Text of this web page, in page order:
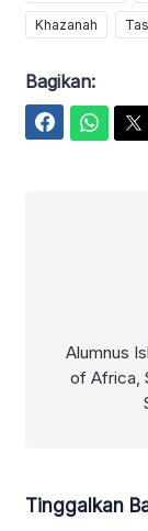
Khazanah
Bagikan:
Alumnus
of Africa,
Tinggalkan